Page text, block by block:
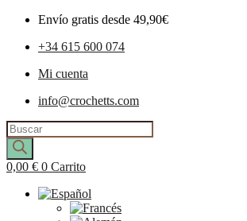
Envío gratis desde 49,90€
+34 615 600 074
Mi cuenta
info@crochetts.com
Búsqueda
de
productos
0,00 € 0 Carrito